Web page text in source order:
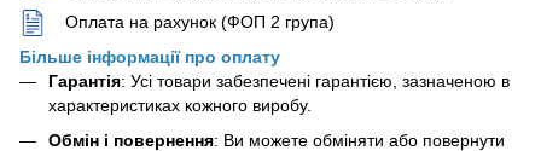
Оплата на рахунок (ФОП 2 група)
Більше інформації про оплату
Гарантія: Усі товари забезпечені гарантією, зазначеною в
характеристиках кожного виробу.
Обмін і повернення: Ви можете обміняти або повернути